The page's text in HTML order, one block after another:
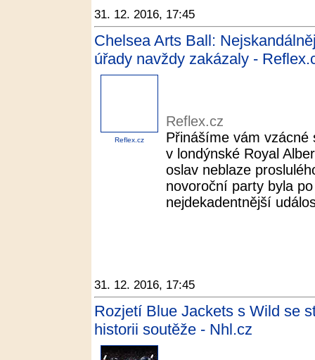
31. 12. 2016, 17:45
Chelsea Arts Ball:
úřady navždy zakázaly -
Reflex.cz
Reflex.cz
Přinášíme vám
v londýnské Royal
oslav neblaze
novoroční party byla
nejdekadentnější
31. 12. 2016, 17:45
Rozjetí Blue Jackets s Wild se
historii soutěže - Nhl.cz